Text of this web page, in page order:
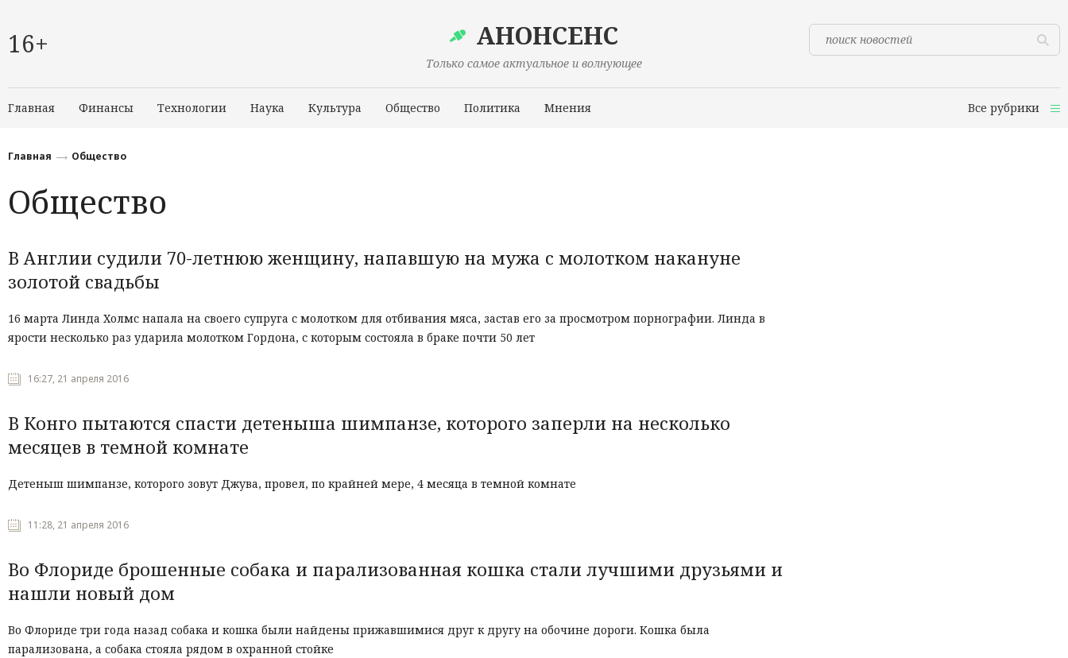
16+ АНОНСЕНС
Только самое актуальное и волнующее
Главная Финансы Технологии Наука Культура Общество Политика Мнения Все рубрики
Главная Общество
Общество
В Англии судили 70-летнюю женщину, напавшую на мужа с молотком накануне
золотой свадьбы
16 марта Линда Холмс напала на своего супруга с молотком для отбивания мяса, застав его за просмотром порнографии. Линда в
ярости несколько раз ударила молотком Гордона, с которым состояла в браке почти 50 лет
16:27, 21 апреля 2016
В Конго пытаются спасти детеныша шимпанзе, которого заперли на несколько
месяцев в темной комнате
Детеныш шимпанзе, которого зовут Джува, провел, по крайней мере, 4 месяца в темной комнате
11:28, 21 апреля 2016
Во Флориде брошенные собака и парализованная кошка стали лучшими друзьями и
нашли новый дом
Во Флориде три года назад собака и кошка были найдены прижавшимися друг к другу на обочине дороги. Кошка была
парализована, а собака стояла рядом в охранной стойке